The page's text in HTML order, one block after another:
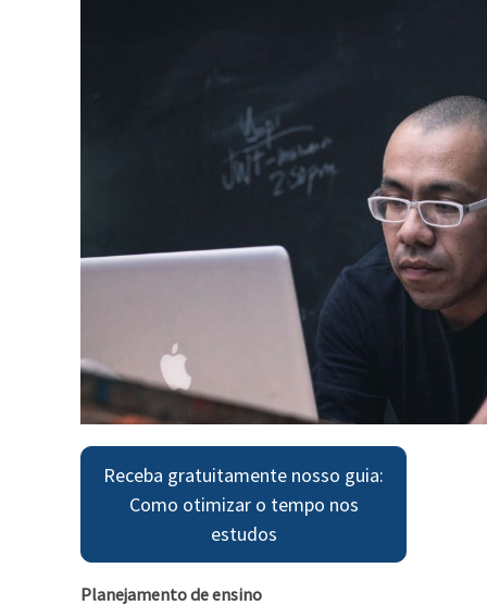
Receba gratuitamente nosso guia:
Como otimizar o tempo nos
estudos
Planejamento de ensino